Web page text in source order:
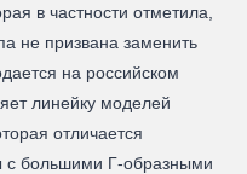
в частности отметила,
не призвана заменить
на российском
линейку моделей
отличается
с большими Г-образными